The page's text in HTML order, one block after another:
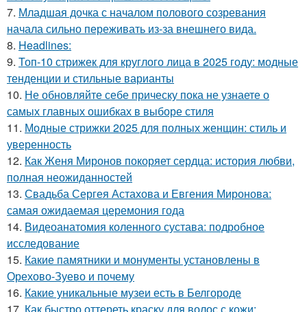
7. Младшая дочка с началом полового созревания
начала сильно переживать из-за внешнего вида.
8. Headlines:
9. Топ-10 стрижек для круглого лица в 2025 году: модные
тенденции и стильные варианты
10. Не обновляйте себе прическу пока не узнаете о
самых главных ошибках в выборе стиля
11. Модные стрижки 2025 для полных женщин: стиль и
уверенность
12. Как Женя Миронов покоряет сердца: история любви,
полная неожиданностей
13. Свадьба Сергея Астахова и Евгения Миронова:
самая ожидаемая церемония года
14. Видеоанатомия коленного сустава: подробное
исследование
15. Какие памятники и монументы установлены в
Орехово-Зуево и почему
16. Какие уникальные музеи есть в Белгороде